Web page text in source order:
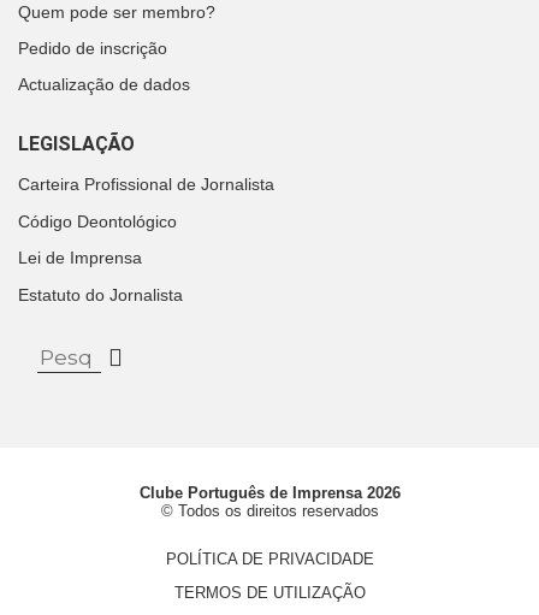
Quem pode ser membro?
Pedido de inscrição
Actualização de dados
LEGISLAÇÃO
Carteira Profissional de Jornalista
Código Deontológico
Lei de Imprensa
Estatuto do Jornalista
Clube Português de Imprensa 2026
© Todos os direitos reservados
POLÍTICA DE PRIVACIDADE
TERMOS DE UTILIZAÇÃO